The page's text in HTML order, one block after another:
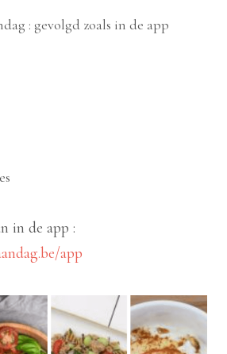
: gevolgd zoals in de app
in de app :
app